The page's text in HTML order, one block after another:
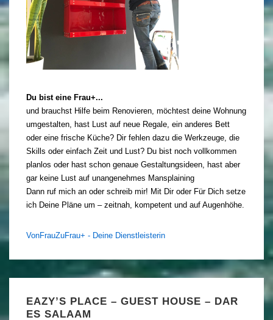
Du bist eine Frau+...
und brauchst Hilfe beim Renovieren, möchtest deine Wohnung
umgestalten, hast Lust auf neue Regale, ein anderes Bett
oder eine frische Küche? Dir fehlen dazu die Werkzeuge, die
Skills oder einfach Zeit und Lust? Du bist noch vollkommen
planlos oder hast schon genaue Gestaltungsideen, hast aber
gar keine Lust auf unangenehmes Mansplaining
Dann ruf mich an oder schreib mir! Mit Dir oder Für Dich setze
ich Deine Pläne um – zeitnah, kompetent und auf Augenhöhe.
VonFrauZuFrau+ - Deine Dienstleisterin
EAZY’S PLACE – GUEST HOUSE – DAR
ES SALAAM